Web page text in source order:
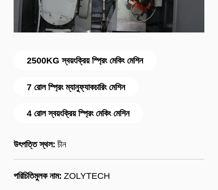
2500KG স্বয়ংক্রিয় স্প্রিং মেকিং মেশিন
7 রোল স্প্রিং ম্যানুফ্যাকচারিং মেশিন
4 রোল স্বয়ংক্রিয় স্প্রিং মেকিং মেশিন
উৎপত্তি স্থল: চীন
পরিচিতিমুলক নাম: ZOLYTECH